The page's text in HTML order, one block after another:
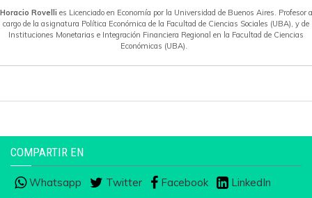
Horacio Rovelli es Licenciado en Economía por la Universidad de Buenos Aires. Profesor a
cargo de la asignatura Política Económica de la Facultad de Ciencias Sociales (UBA), y de
Instituciones Monetarias e Integración Financiera Regional en la Facultad de Ciencias
Económicas (UBA).
COMPARTIR EN
Whatsapp Twitter Facebook
LinkedIn